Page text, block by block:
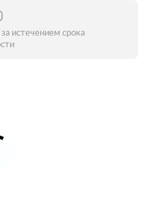
истечением срока